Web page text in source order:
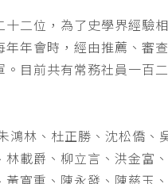
十二位，為了史學界經驗
年年會時，經由推薦、審
。目前共有常務社員一百
鴻林、杜正勝、沈松僑、
林載爵、柳立言、洪金富